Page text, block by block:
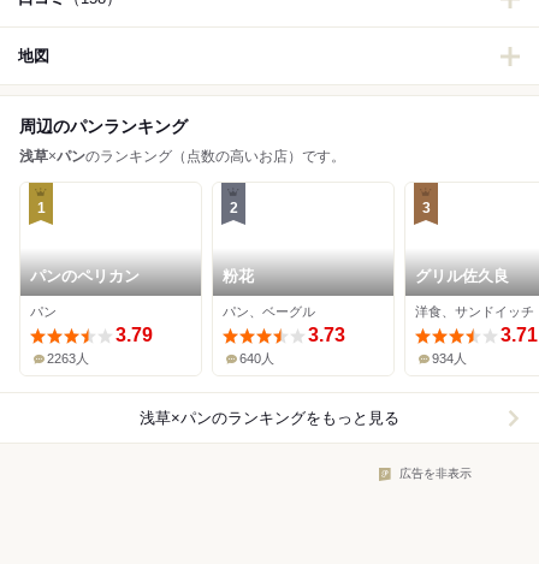
地図
周辺のパンランキング
浅草×パンのランキング（点数の高いお店）です。
1
パンのペリカン
パン
3.79
2263人
2
粉花
パン、ベーグル
3.73
640人
3
グリル佐久良
洋食、サンドイッチ
3.71
934人
浅草×パンのランキングをもっと見る
広告を非表示